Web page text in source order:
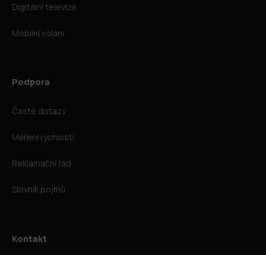
Digitální televize
Mobilní volání
Podpora
Časté dotazy
Měření rychlosti
Reklamační řád
Slovník pojmů
Kontakt